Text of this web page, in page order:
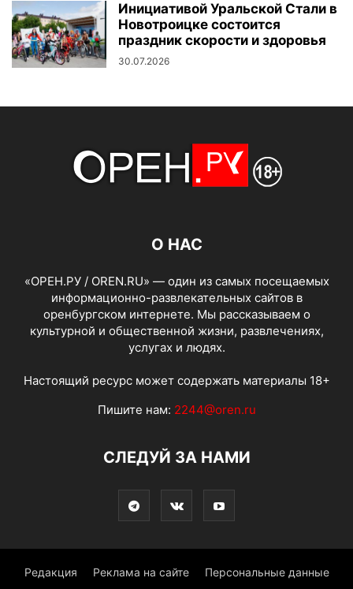
Инициативой Уральской Стали в
Новотроицке состоится
праздник скорости и здоровья
30.07.2026
О НАС
«ОРЕН.РУ / OREN.RU» — один из самых посещаемых
информационно-развлекательных сайтов в
оренбургском интернете. Мы рассказываем о
культурной и общественной жизни, развлечениях,
услугах и людях.
Настоящий ресурс может содержать материалы 18+
Пишите нам: 2244@oren.ru
СЛЕДУЙ ЗА НАМИ
Редакция Реклама на сайте Персональные данные